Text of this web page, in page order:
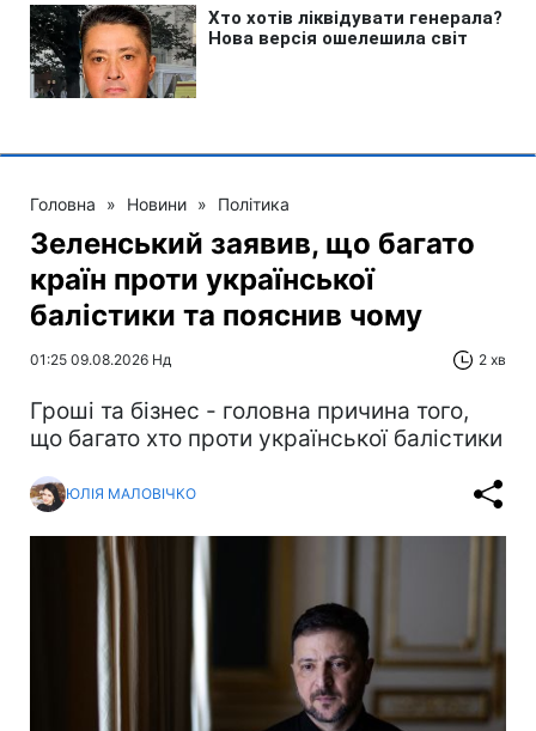
Головна » Новини » Політика
Зеленський заявив, що багато
країн проти української
балістики та пояснив чому
01:25 09.08.2026 Нд 2 хв
Гроші та бізнес - головна причина того,
що багато хто проти української балістики
ЮЛІЯ МАЛОВІЧКО